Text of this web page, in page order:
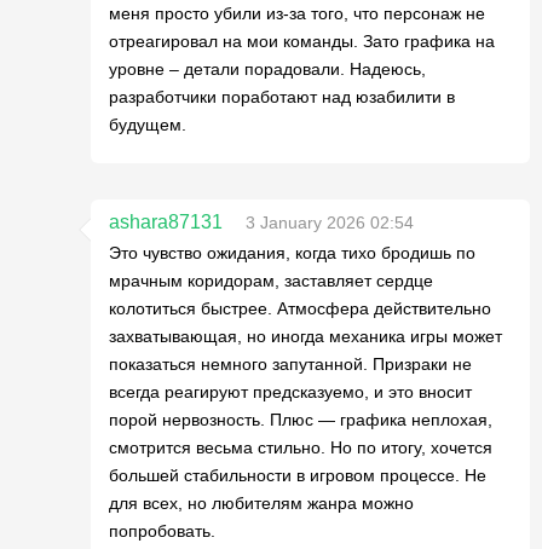
меня просто убили из-за того, что персонаж не
отреагировал на мои команды. Зато графика на
уровне – детали порадовали. Надеюсь,
разработчики поработают над юзабилити в
будущем.
ashara87131
3 January 2026 02:54
Это чувство ожидания, когда тихо бродишь по
мрачным коридорам, заставляет сердце
колотиться быстрее. Атмосфера действительно
захватывающая, но иногда механика игры может
показаться немного запутанной. Призраки не
всегда реагируют предсказуемо, и это вносит
порой нервозность. Плюс — графика неплохая,
смотрится весьма стильно. Но по итогу, хочется
большей стабильности в игровом процессе. Не
для всех, но любителям жанра можно
попробовать.